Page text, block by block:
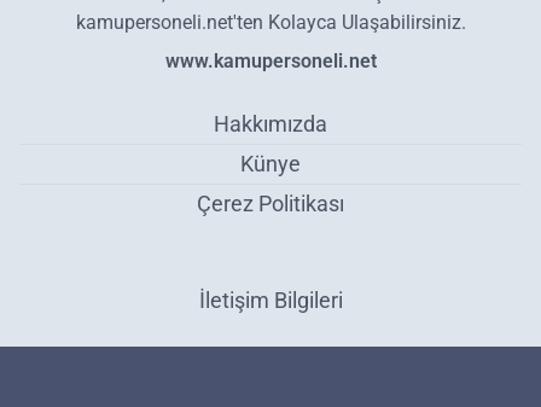
kamupersoneli.net'ten Kolayca Ulaşabilirsiniz.
www.kamupersoneli.net
Hakkımızda
Künye
Çerez Politikası
İletişim Bilgileri